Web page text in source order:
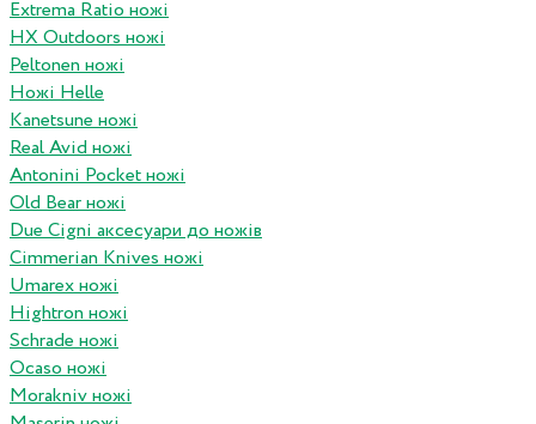
Extrema Ratio ножі
HX Outdoors ножі
Peltonen ножі
Ножі Helle
Kanetsune ножі
Real Avid ножі
Antonini Pocket ножі
Old Bear ножі
Due Cigni аксесуари до ножів
Cimmerian Knives ножі
Umarex ножі
Hightron ножі
Schrade ножі
Ocaso ножі
Morakniv ножі